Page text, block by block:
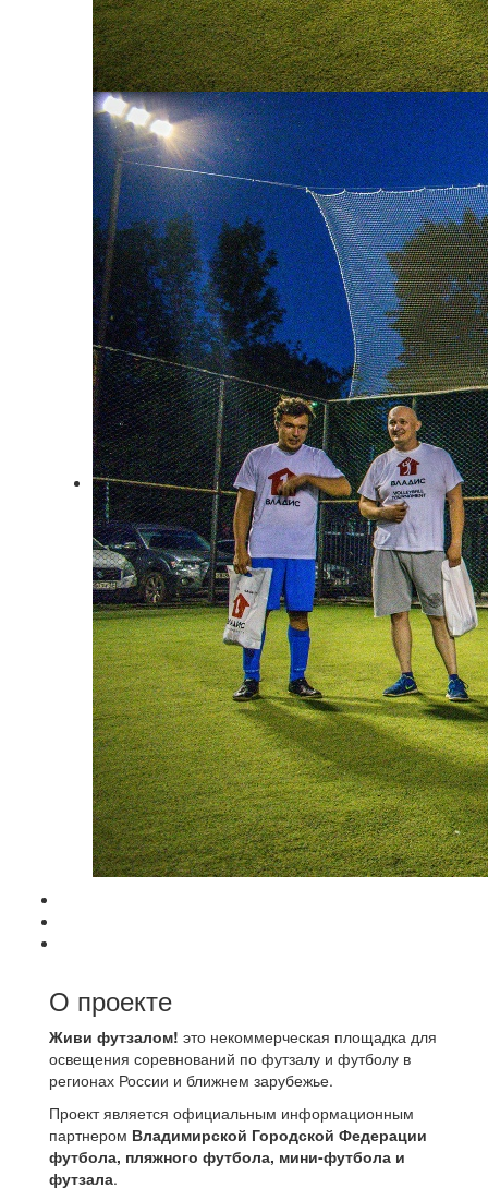
О проекте
Живи футзалом! это некоммерческая площадка для
освещения соревнований по футзалу и футболу в
регионах России и ближнем зарубежье.
Проект является официальным информационным
партнером Владимирской Городской Федерации
футбола, пляжного футбола, мини-футбола и
футзала.